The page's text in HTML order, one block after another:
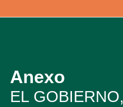
Anexo
EL GOBIERNO,